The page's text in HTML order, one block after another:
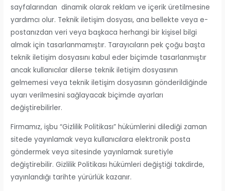
sayfalarından dinamik olarak reklam ve içerik üretilmesine
yardımcı olur. Teknik iletişim dosyası, ana bellekte veya e-
postanızdan veri veya başkaca herhangi bir kişisel bilgi
almak için tasarlanmamıştır. Tarayıcıların pek çoğu başta
teknik iletişim dosyasını kabul eder biçimde tasarlanmıştır
ancak kullanıcılar dilerse teknik iletişim dosyasının
gelmemesi veya teknik iletişim dosyasının gönderildiğinde
uyarı verilmesini sağlayacak biçimde ayarları
değiştirebilirler.
Firmamız, işbu “Gizlilik Politikası” hükümlerini dilediği zaman
sitede yayınlamak veya kullanıcılara elektronik posta
göndermek veya sitesinde yayınlamak suretiyle
değiştirebilir. Gizlilik Politikası hükümleri değiştiği takdirde,
yayınlandığı tarihte yürürlük kazanır.